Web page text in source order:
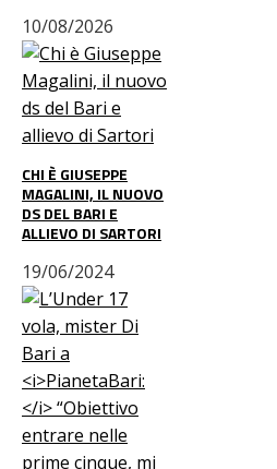
10/08/2026
CHI È GIUSEPPE
MAGALINI, IL NUOVO
DS DEL BARI E
ALLIEVO DI SARTORI
19/06/2024